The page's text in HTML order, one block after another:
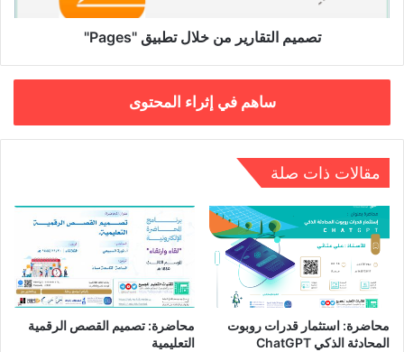
تصميم التقارير من خلال تطبيق "Pages"
ساهم في إثراء المحتوى
مقالات ذات صلة
محاضرة: استثمار قدرات روبوت
المحادثة الذكي ChatGPT
محاضرة: تصميم القصص الرقمية
التعليمية